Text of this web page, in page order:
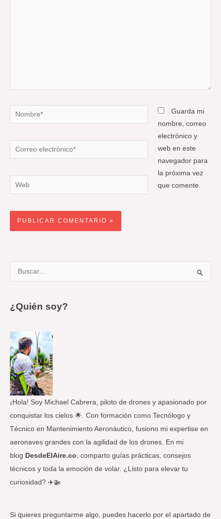
Nombre*
Correo
electrónico*
Web
Guarda mi
nombre, correo
electrónico y
web en este
navegador para
la próxima vez
que comente.
r
p
o
r
:
¿Quién soy?
¡Hola! Soy Michael Cabrera, piloto de drones y apasionado por
conquistar los cielos 🌟. Con formación como Tecnólogo y
Técnico en Mantenimiento Aeronáutico, fusiono mi expertise en
aeronaves grandes con la agilidad de los drones. En mi
blog DesdeElAire.co, comparto guías prácticas, consejos
técnicos y toda la emoción de volar. ¿Listo para elevar tu
curiosidad? ✈️🚁
Si quieres preguntarme algo, puedes hacerlo por el apartado de